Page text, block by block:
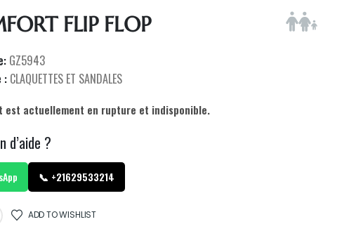
FLIP FLOP
GZ5943
: CLAQUETTES ET SANDALES
est actuellement en rupture et indisponible.
d’aide ?
📞 +21629533214
ADD TO WISHLIST